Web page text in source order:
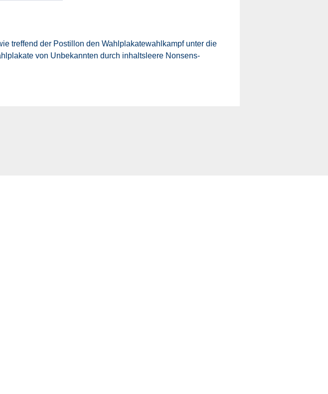
treffend der Postillon den Wahlplakatewahlkampf unter die
von Unbekannten durch inhaltsleere Nonsens-